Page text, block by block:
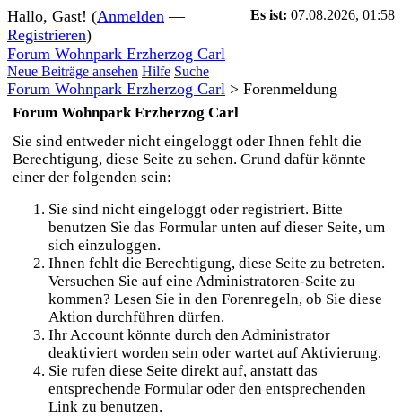
Es ist: 07.08.2026, 01:58
Hallo, Gast! (Anmelden —
Registrieren)
Forum Wohnpark Erzherzog Carl
Neue Beiträge ansehen Hilfe Suche
Forum Wohnpark Erzherzog Carl > Forenmeldung
Forum Wohnpark Erzherzog Carl
Sie sind entweder nicht eingeloggt oder Ihnen fehlt die
Berechtigung, diese Seite zu sehen. Grund dafür könnte
einer der folgenden sein:
Sie sind nicht eingeloggt oder registriert. Bitte
benutzen Sie das Formular unten auf dieser Seite, um
sich einzuloggen.
Ihnen fehlt die Berechtigung, diese Seite zu betreten.
Versuchen Sie auf eine Administratoren-Seite zu
kommen? Lesen Sie in den Forenregeln, ob Sie diese
Aktion durchführen dürfen.
Ihr Account könnte durch den Administrator
deaktiviert worden sein oder wartet auf Aktivierung.
Sie rufen diese Seite direkt auf, anstatt das
entsprechende Formular oder den entsprechenden
Link zu benutzen.